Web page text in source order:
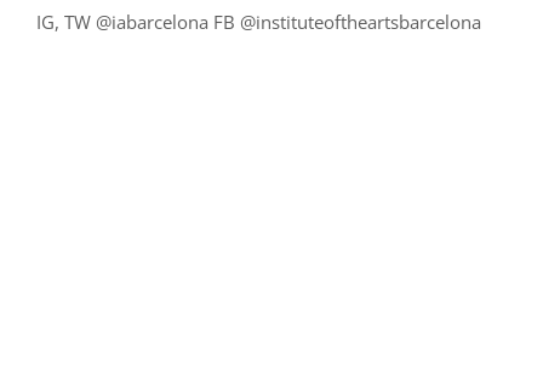
IG, TW @iabarcelona FB @instituteoftheartsbarcelona